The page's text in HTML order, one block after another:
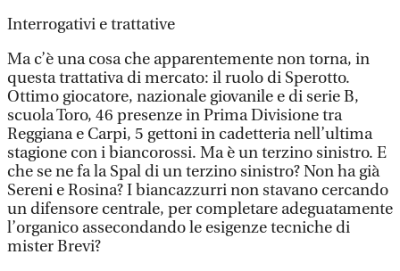
Interrogativi e trattative
Ma c’è una cosa che apparentemente non torna, in
questa trattativa di mercato: il ruolo di Sperotto.
Ottimo giocatore, nazionale giovanile e di serie B,
scuola Toro, 46 presenze in Prima Divisione tra
Reggiana e Carpi, 5 gettoni in cadetteria nell’ultima
stagione con i biancorossi. Ma è un terzino sinistro. E
che se ne fa la Spal di un terzino sinistro? Non ha già
Sereni e Rosina? I biancazzurri non stavano cercando
un difensore centrale, per completare adeguatamente
l’organico assecondando le esigenze tecniche di
mister Brevi?